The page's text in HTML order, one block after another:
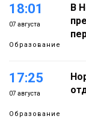
18:01
07 августа
Образование
В
17:25
07 августа
Образование